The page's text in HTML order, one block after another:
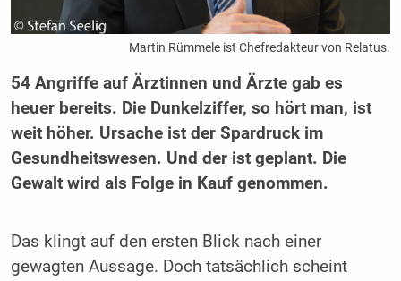
Martin Rümmele ist Chefredakteur von Relatus.
54 Angriffe auf Ärztinnen und Ärzte gab es
heuer bereits. Die Dunkelziffer, so hört man, ist
weit höher. Ursache ist der Spardruck im
Gesundheitswesen. Und der ist geplant. Die
Gewalt wird als Folge in Kauf genommen.
Das klingt auf den ersten Blick nach einer
gewagten Aussage. Doch tatsächlich scheint